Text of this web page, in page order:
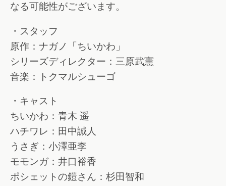
なる可能性がございます。
・スタッフ
原作：ナガノ「ちいかわ」
シリーズディレクター：三原武憲
音楽：トクマルシューゴ
・キャスト
ちいかわ：青木 遥
ハチワレ：田中誠人
うさぎ：小澤亜李
モモンガ：井口裕香
ポシェットの鎧さん：杉田智和